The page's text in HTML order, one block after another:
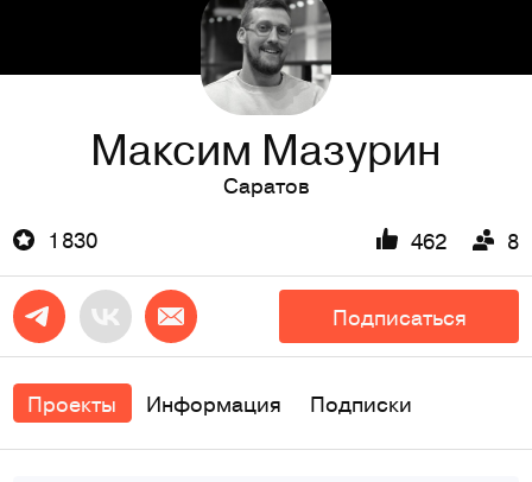
Максим Мазурин
Саратов
1 830
462 8
Подписаться
Проекты Информация Подписки